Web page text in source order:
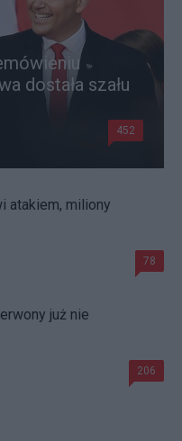
dostała szału
452
atakiem, miliony
78
już nie
206